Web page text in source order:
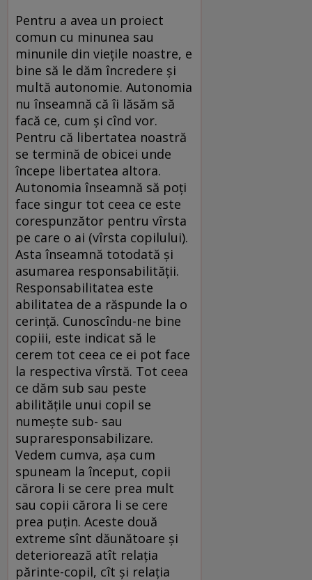
Pentru a avea un proiect
comun cu minunea sau
minunile din viețile noastre, e
bine să le dăm încredere și
multă autonomie. Autonomia
nu înseamnă că îi lăsăm să
facă ce, cum și cînd vor.
Pentru că libertatea noastră
se termină de obicei unde
începe libertatea altora.
Autonomia înseamnă să poți
face singur tot ceea ce este
corespunzător pentru vîrsta
pe care o ai (vîrsta copilului).
Asta înseamnă totodată și
asumarea responsabilității.
Responsabilitatea este
abilitatea de a răspunde la o
cerință. Cunoscîndu-ne bine
copiii, este indicat să le
cerem tot ceea ce ei pot face
la respectiva vîrstă. Tot ceea
ce dăm sub sau peste
abilitățile unui copil se
numește sub- sau
supraresponsabilizare.
Vedem cumva, așa cum
spuneam la început, copii
cărora li se cere prea mult
sau copii cărora li se cere
prea puțin. Aceste două
extreme sînt dăunătoare și
deteriorează atît relația
părinte-copil, cît și relația